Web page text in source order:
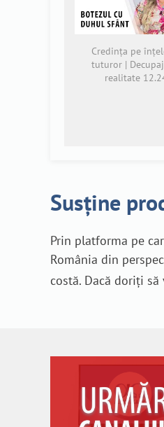
Credința pe
tuturor |
realitate
Susține
Prin platforma pe
România din
costă. Dacă doriți